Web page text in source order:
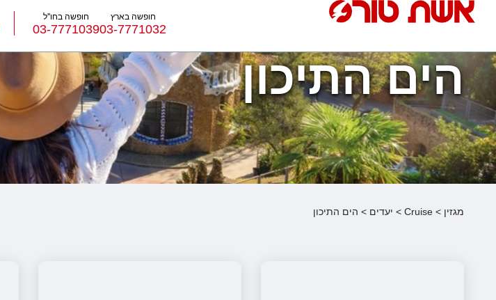
חופשה בארץ
03-7771032
חופשה בחו''ל
03-7771039
נופש בארץ מלונות באילת טיולים מאורגנים סגנונות טיול חבילות נופש הרגע האחרון הים התיכון
מגזין >
Cruise
> יעדים > הים התיכון